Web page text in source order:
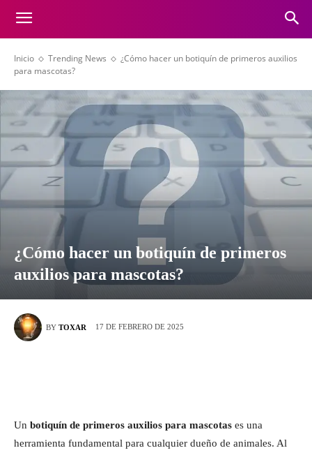
Inicio Trending News
¿Cómo hacer un botiquín de primeros auxilios
para mascotas?
¿Cómo hacer un botiquín de primeros
auxilios para mascotas?
BY TOXAR 17 DE FEBRERO DE 2025
Un botiquín de primeros auxilios para mascotas es una
herramienta fundamental para cualquier dueño de animales. Al